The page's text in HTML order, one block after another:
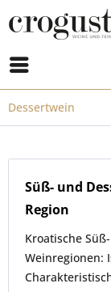
Dessertwein
Süß- und
Region
Kroatische
Weinregionen: